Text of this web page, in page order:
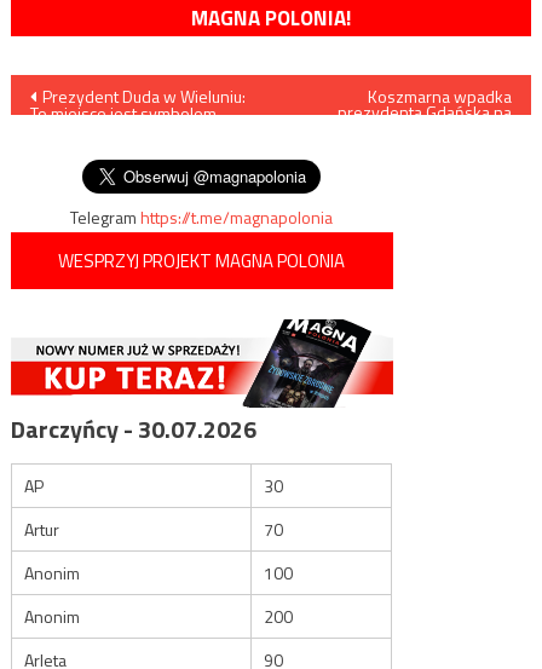
MAGNA POLONIA!
Nawigacja
Prezydent Duda w Wieluniu:
To miejsce jest symbolem
Koszmarna wpadka
prezydenta Gdańska na
Telegramhttps://t.me/magnapolonia
WESPRZYJ PROJEKT MAGNA POLONIA
Darczyńcy - 30.07.2026
AP
30
Artur
70
Anonim
100
Anonim
200
Arleta
90